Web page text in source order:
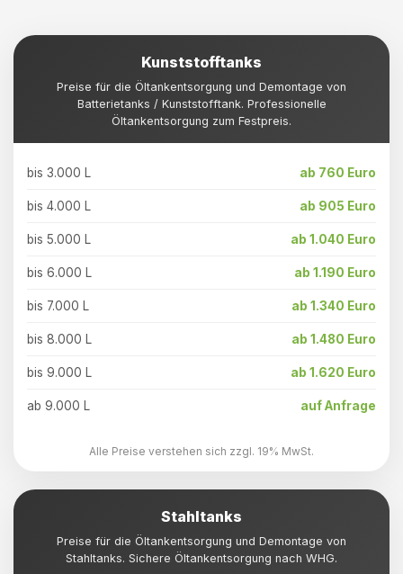
Kunststofftanks
Preise für die Öltankentsorgung und Demontage von
Batterietanks / Kunststofftank. Professionelle
Öltankentsorgung zum Festpreis.
bis 3.000 L ab 760 Euro
bis 4.000 L ab 905 Euro
bis 5.000 L ab 1.040 Euro
bis 6.000 L ab 1.190 Euro
bis 7.000 L ab 1.340 Euro
bis 8.000 L ab 1.480 Euro
bis 9.000 L ab 1.620 Euro
ab 9.000 L auf Anfrage
Alle Preise verstehen sich zzgl. 19% MwSt.
Stahltanks
Preise für die Öltankentsorgung und Demontage von
Stahltanks. Sichere Öltankentsorgung nach WHG.